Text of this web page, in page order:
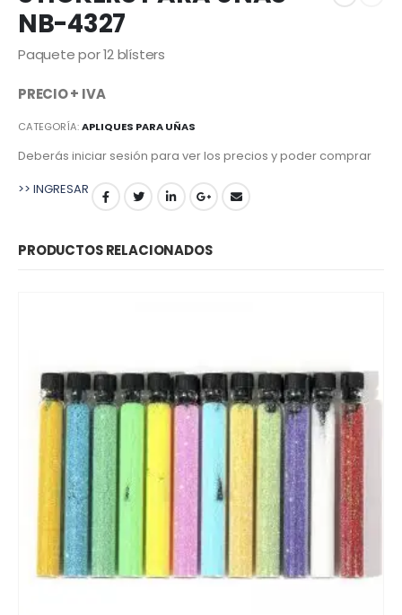
NB-4327
Paquete por 12 blísters
PRECIO + IVA
CATEGORÍA:APLIQUES PARA UÑAS
Deberás iniciar sesión para ver los precios y poder comprar
>> INGRESAR
PRODUCTOS RELACIONADOS